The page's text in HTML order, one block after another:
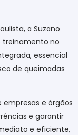
a Suzano
no
essencial
de queimadas
e órgãos
e garantir
e eficiente,